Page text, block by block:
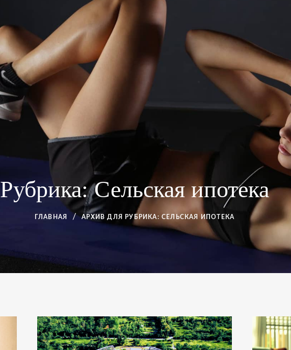
Рубрика:Сельская ипотека
ГЛАВНАЯ АРХИВ ДЛЯ РУБРИКА: СЕЛЬСКАЯ ИПОТЕКА